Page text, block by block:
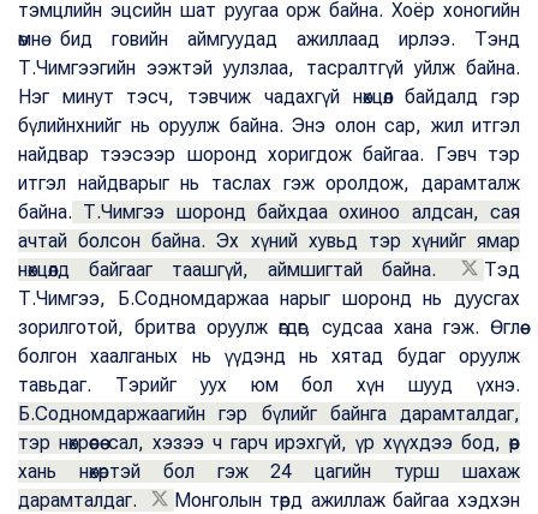
тэмцлийн эцсийн шат руугаа орж байна. Хоёр хоногийн
өмнө бид говийн аймгуудад ажиллаад ирлээ. Тэнд
Т.Чимгээгийн ээжтэй уулзлаа, тасралтгүй уйлж байна.
Нэг минут тэсч, тэвчиж чадахгүй нөхцөл байдалд гэр
бүлийнхнийг нь оруулж байна. Энэ олон сар, жил итгэл
найдвар тээсээр шоронд хоригдож байгаа. Гэвч тэр
итгэл найдварыг нь таслах гэж оролдож, дарамталж
байна. Т.Чимгээ шоронд байхдаа охиноо алдсан, сая
ачтай болсон байна. Эх хүний хувьд тэр хүнийг ямар
нөхцөлд байгааг таашгүй, аймшигтай байна.
Тэд
Т.Чимгээ, Б.Содномдаржаа нарыг шоронд нь дуусгах
зорилготой, бритва оруулж өгдөг, судсаа хана гэж. Өглөө
болгон хаалганых нь үүдэнд нь хятад будаг оруулж
тавьдаг. Тэрийг уух юм бол хүн шууд үхнэ.
Б.Содномдаржаагийн гэр бүлийг байнга дарамталдаг,
тэр нөхрөөсөө сал, хэзээ ч гарч ирэхгүй, үр хүүхдээ бод, өөр
хань нөхөртэй бол гэж 24 цагийн турш шахаж
дарамталдаг.
Монголын төрд ажиллаж байгаа хэдхэн